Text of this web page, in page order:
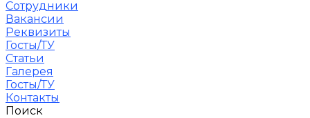
Сотрудники
Вакансии
Реквизиты
Госты/ТУ
Статьи
Галерея
Госты/ТУ
Контакты
Поиск